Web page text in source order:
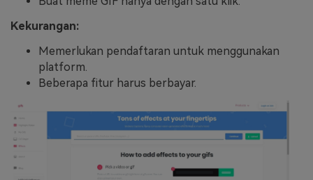
Kekurangan:
Memerlukan pendaftaran untuk menggunakan
platform.
Beberapa fitur harus berbayar.